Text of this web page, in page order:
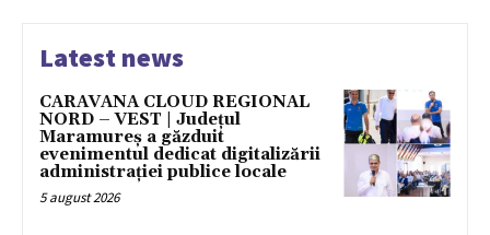
Latest news
CARAVANA CLOUD REGIONAL
NORD – VEST | Județul
Maramureș a găzduit
evenimentul dedicat digitalizării
administrației publice locale
5 august 2026